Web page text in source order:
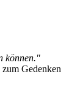
können."
Gedenken